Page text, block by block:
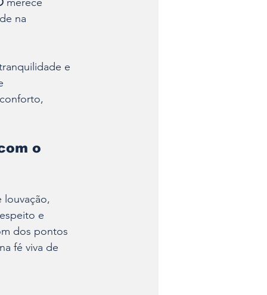
na
e
o
louvação,
e
dos pontos
fé viva de